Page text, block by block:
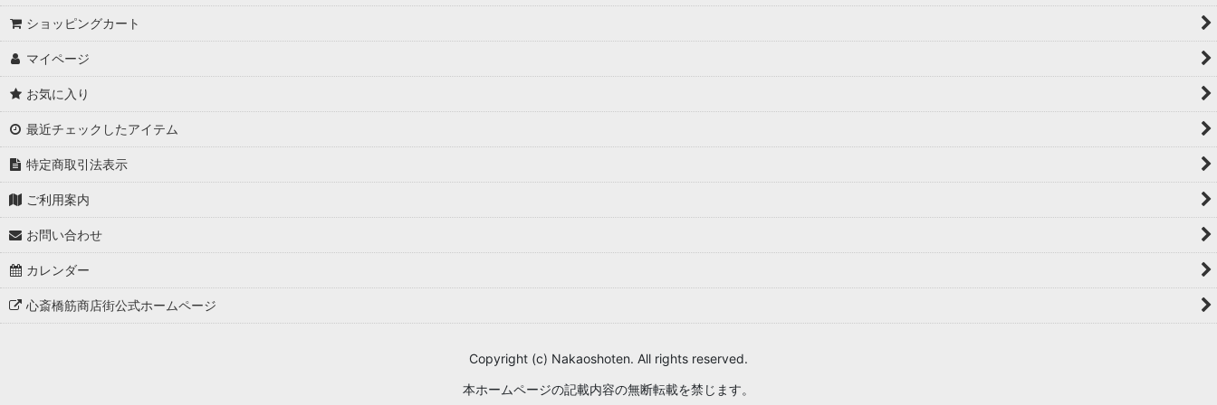
ショッピングカート
マイページ
お気に入り
最近チェックしたアイテム
特定商取引法表示
ご利用案内
お問い合わせ
カレンダー
心斎橋筋商店街公式ホームページ
Copyright (c) Nakaoshoten. All rights reserved.
本ホームページの記載内容の無断転載を禁じます。